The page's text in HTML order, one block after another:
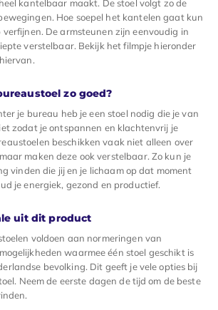
kantelbaar maakt. De stoel volgt zo de
Hoe soepel het kantelen gaat kun
verfijnen. De armsteunen zijn eenvoudig in
verstelbaar. Bekijk het filmpje hieronder
zo goed?
je bureau heb je een stoel nodig die je van
zodat je ontspannen en klachtenvrij je
beschikken vaak niet alleen over
maken deze ook verstelbaar. Zo kun je
vinden die jij en je lichaam op dat moment
je energiek, gezond en productief.
uit dit product
voldoen aan normeringen van
waarmee één stoel geschikt is
bevolking. Dit geeft je vele opties bij
Neem de eerste dagen de tijd om de beste